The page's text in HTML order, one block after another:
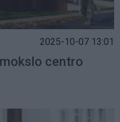
2025-10-07 13:01
centro